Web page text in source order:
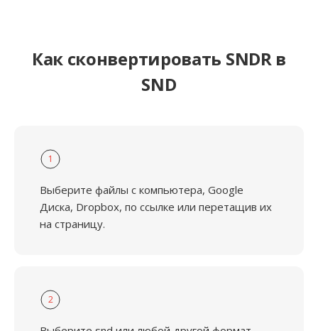
Как сконвертировать SNDR в
SND
1
Выберите файлы с компьютера, Google
Диска, Dropbox, по ссылке или перетащив их
на страницу.
2